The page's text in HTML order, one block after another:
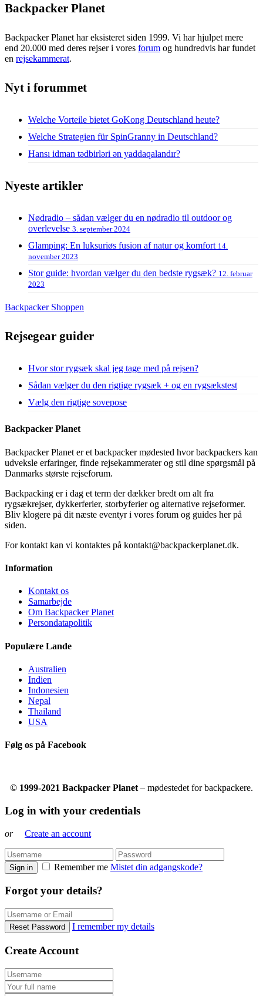
Backpacker Planet
Backpacker Planet har eksisteret siden 1999. Vi har hjulpet mere
end 20.000 med deres rejser i vores forum og hundredvis har fundet
en rejsekammerat.
Nyt i forummet
Welche Vorteile bietet GoKong Deutschland heute?
Welche Strategien für SpinGranny in Deutschland?
Hansı idman tədbirləri ən yaddaqalandır?
Nyeste artikler
Nødradio – sådan vælger du en nødradio til outdoor og
overlevelse 3. september 2024
Glamping: En luksuriøs fusion af natur og komfort 14.
november 2023
Stor guide: hvordan vælger du den bedste rygsæk? 12. februar
2023
Backpacker Shoppen
Rejsegear guider
Hvor stor rygsæk skal jeg tage med på rejsen?
Sådan vælger du den rigtige rygsæk + og en rygsækstest
Vælg den rigtige sovepose
Backpacker Planet
Backpacker Planet er et backpacker mødested hvor backpackers kan
udveksle erfaringer, finde rejsekammerater og stil dine spørgsmål på
Danmarks største rejseforum.
Backpacking er i dag et term der dækker bredt om alt fra
rygsækrejser, dykkerferier, storbyferier og alternative rejseformer.
Bliv klogere på dit næste eventyr i vores forum og guides her på
siden.
For kontakt kan vi kontaktes på kontakt@backpackerplanet.dk.
Information
Kontakt os
Samarbejde
Om Backpacker Planet
Persondatapolitik
Populære Lande
Australien
Indien
Indonesien
Nepal
Thailand
USA
Følg os på Facebook
© 1999-2021 Backpacker Planet – mødestedet for backpackere.
Log in with your credentials
or Create an account
Sign in Remember me Mistet din adgangskode?
Forgot your details?
Reset Password I remember my details
Create Account